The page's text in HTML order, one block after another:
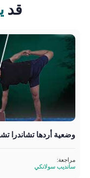
قد
وضعية أردها تشاندرا
مراجعة:
سانديب سولانكي